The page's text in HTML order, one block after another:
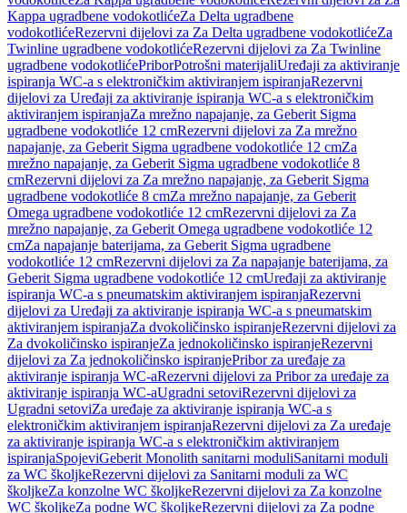
Kappa ugradbene vodokotlićeZa Delta ugradbene
vodokotlićeRezervni dijelovi za Za Delta ugradbene vodokotlićeZa
Twinline ugradbene vodokotlićeRezervni dijelovi za Za Twinline
ugradbene vodokotlićePriborPotrošni materijaliUređaji za aktiviranje
ispiranja WC-a s elektroničkim aktiviranjem ispiranjaRezervni
dijelovi za Uređaji za aktiviranje ispiranja WC-a s elektroničkim
aktiviranjem ispiranjaZa mrežno napajanje, za Geberit Sigma
ugradbene vodokotliće 12 cmRezervni dijelovi za Za mrežno
napajanje, za Geberit Sigma ugradbene vodokotliće 12 cmZa
mrežno napajanje, za Geberit Sigma ugradbene vodokotliće 8
cmRezervni dijelovi za Za mrežno napajanje, za Geberit Sigma
ugradbene vodokotliće 8 cmZa mrežno napajanje, za Geberit
Omega ugradbene vodokotliće 12 cmRezervni dijelovi za Za
mrežno napajanje, za Geberit Omega ugradbene vodokotliće 12
cmZa napajanje baterijama, za Geberit Sigma ugradbene
vodokotliće 12 cmRezervni dijelovi za Za napajanje baterijama, za
Geberit Sigma ugradbene vodokotliće 12 cmUređaji za aktiviranje
ispiranja WC-a s pneumatskim aktiviranjem ispiranjaRezervni
dijelovi za Uređaji za aktiviranje ispiranja WC-a s pneumatskim
aktiviranjem ispiranjaZa dvokoličinsko ispiranjeRezervni dijelovi za
Za dvokoličinsko ispiranjeZa jednokoličinsko ispiranjeRezervni
dijelovi za Za jednokoličinsko ispiranjePribor za uređaje za
aktiviranje ispiranja WC-aRezervni dijelovi za Pribor za uređaje za
aktiviranje ispiranja WC-aUgradni setoviRezervni dijelovi za
Ugradni setoviZa uređaje za aktiviranje ispiranja WC-a s
elektroničkim aktiviranjem ispiranjaRezervni dijelovi za Za uređaje
za aktiviranje ispiranja WC-a s elektroničkim aktiviranjem
ispiranjaSpojeviGeberit Monolith sanitarni moduliSanitarni moduli
za WC školjkeRezervni dijelovi za Sanitarni moduli za WC
školjkeZa konzolne WC školjkeRezervni dijelovi za Za konzolne
WC školjkeZa podne WC školjkeRezervni dijelovi za Za podne